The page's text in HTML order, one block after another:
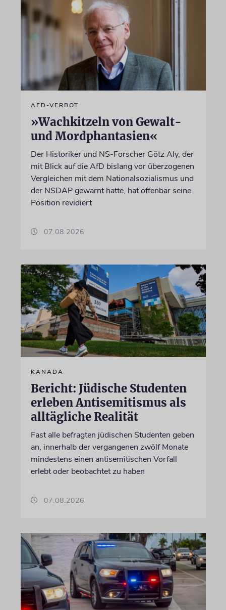
AFD-VERBOT
»Wachkitzeln von Gewalt-
und Mordphantasien«
Der Historiker und NS-Forscher Götz Aly, der
mit Blick auf die AfD bislang vor überzogenen
Vergleichen mit dem Nationalsozialismus und
der NSDAP gewarnt hatte, hat offenbar seine
Position revidiert
07.08.2026
KANADA
Bericht: Jüdische Studenten
erleben Antisemitismus als
alltägliche Realität
Fast alle befragten jüdischen Studenten geben
an, innerhalb der vergangenen zwölf Monate
mindestens einen antisemitischen Vorfall
erlebt oder beobachtet zu haben
07.08.2026